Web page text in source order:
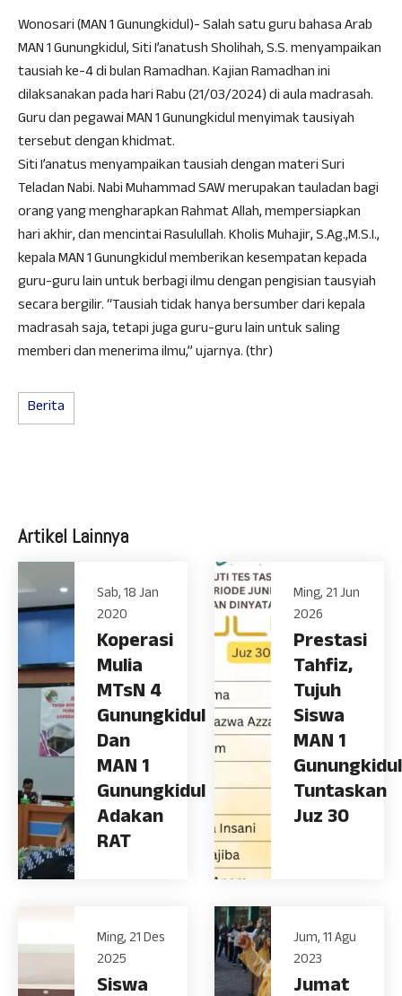
Wonosari (MAN 1 Gunungkidul)- Salah satu guru bahasa Arab
MAN 1 Gunungkidul, Siti I’anatush Sholihah, S.S. menyampaikan
tausiah ke-4 di bulan Ramadhan. Kajian Ramadhan ini
dilaksanakan pada hari Rabu (21/03/2024) di aula madrasah.
Guru dan pegawai MAN 1 Gunungkidul menyimak tausiyah
tersebut dengan khidmat.
Siti I’anatus menyampaikan tausiah dengan materi Suri
Teladan Nabi. Nabi Muhammad SAW merupakan tauladan bagi
orang yang mengharapkan Rahmat Allah, mempersiapkan
hari akhir, dan mencintai Rasulullah. Kholis Muhajir, S.Ag.,M.S.I.,
kepala MAN 1 Gunungkidul memberikan kesempatan kepada
guru-guru lain untuk berbagi ilmu dengan pengisian tausyiah
secara bergilir. “Tausiah tidak hanya bersumber dari kepala
madrasah saja, tetapi juga guru-guru lain untuk saling
memberi dan menerima ilmu,” ujarnya. (thr)
Berita
Artikel Lainnya
Sab, 18 Jan
2020
Koperasi
Mulia
MTsN 4
Gunungkidul
Dan
MAN 1
Gunungkidul
Adakan
RAT
Ming, 21 Jun
2026
Prestasi
Tahfiz,
Tujuh
Siswa
MAN 1
Gunungkidul
Tuntaskan
Juz 30
Ming, 21 Des
2025
Siswa
Jum, 11 Agu
2023
Jumat